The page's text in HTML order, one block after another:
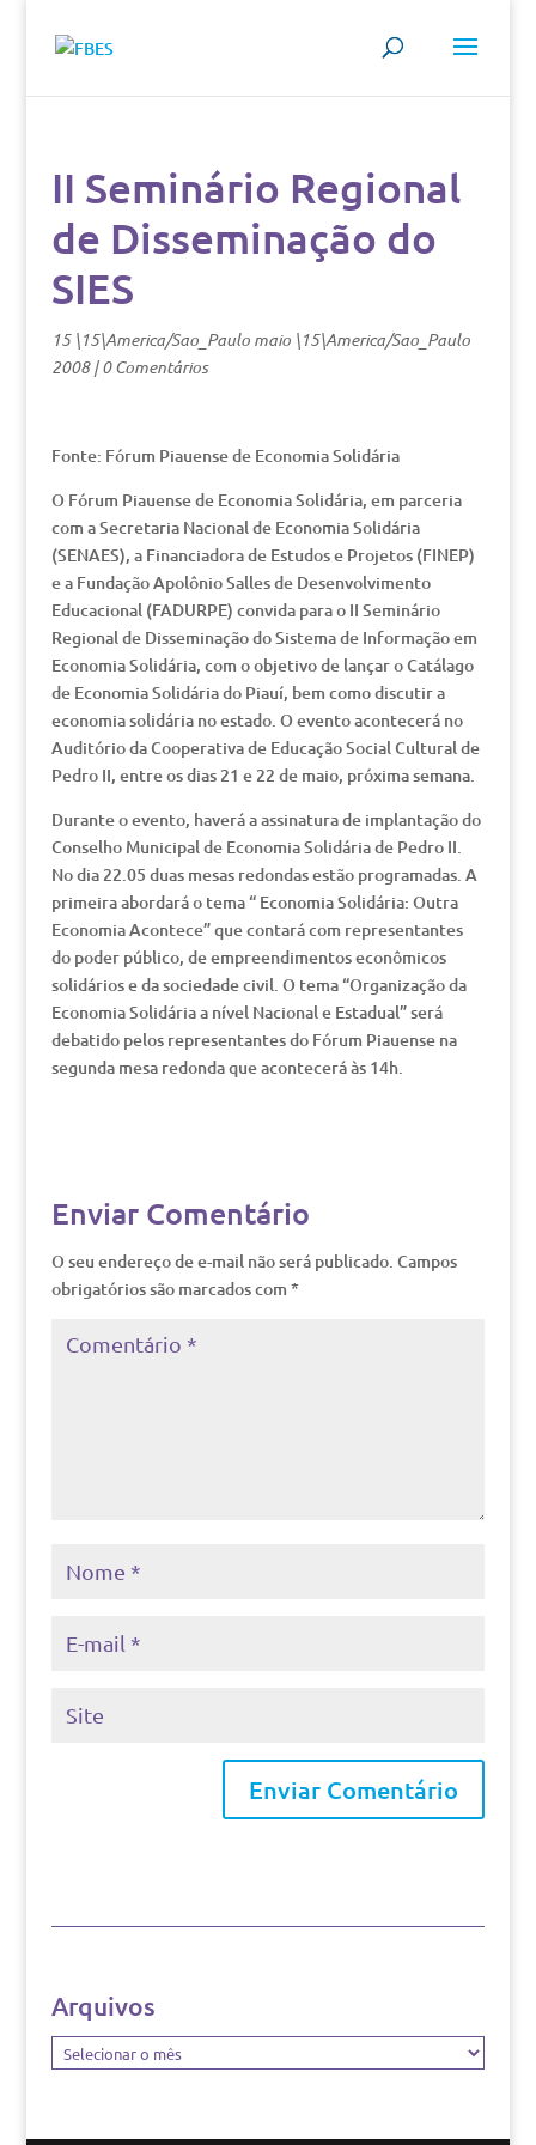
II Seminário Regional
de Disseminação do
SIES
15 \15\America/Sao_Paulo maio \15\America/Sao_Paulo
2008|0 Comentários
Fonte: Fórum Piauense de Economia Solidária
O Fórum Piauense de Economia Solidária, em parceria
com a Secretaria Nacional de Economia Solidária
(SENAES), a Financiadora de Estudos e Projetos (FINEP)
e a Fundação Apolônio Salles de Desenvolvimento
Educacional (FADURPE) convida para o II Seminário
Regional de Disseminação do Sistema de Informação em
Economia Solidária, com o objetivo de lançar o Catálago
de Economia Solidária do Piauí, bem como discutir a
economia solidária no estado. O evento acontecerá no
Auditório da Cooperativa de Educação Social Cultural de
Pedro II, entre os dias 21 e 22 de maio, próxima semana.
Durante o evento, haverá a assinatura de implantação do
Conselho Municipal de Economia Solidária de Pedro II.
No dia 22.05 duas mesas redondas estão programadas. A
primeira abordará o tema “ Economia Solidária: Outra
Economia Acontece” que contará com representantes
do poder público, de empreendimentos econômicos
solidários e da sociedade civil. O tema “Organização da
Economia Solidária a nível Nacional e Estadual” será
debatido pelos representantes do Fórum Piauense na
segunda mesa redonda que acontecerá às 14h.
Enviar Comentário
O seu endereço de e-mail não será publicado. Campos
obrigatórios são marcados com *
Arquivos
Arquivos